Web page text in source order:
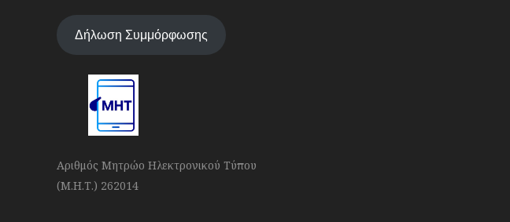
Δήλωση Συμμόρφωσης
Αριθμός Μητρώο Ηλεκτρονικού Τύπου
(Μ.Η.Τ.) 262014